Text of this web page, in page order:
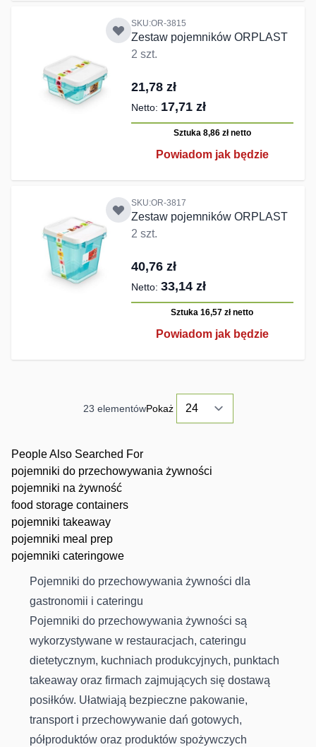
SKU:OR-3815
Zestaw pojemników ORPLAST
2 szt.
21,78 zł
17,71 zł
Sztuka 8,86 złnetto
Powiadom jak będzie
SKU:OR-3817
Zestaw pojemników ORPLAST
2 szt.
40,76 zł
33,14 zł
Sztuka 16,57 złnetto
Powiadom jak będzie
23 elementówPokaż
People Also Searched For
pojemniki do przechowywania żywności
pojemniki na żywność
food storage containers
pojemniki takeaway
pojemniki meal prep
pojemniki cateringowe
Pojemniki do przechowywania żywności dla
gastronomii i cateringu
Pojemniki do przechowywania żywności są
wykorzystywane w restauracjach, cateringu
dietetycznym, kuchniach produkcyjnych, punktach
takeaway oraz firmach zajmujących się dostawą
posiłków. Ułatwiają bezpieczne pakowanie,
transport i przechowywanie dań gotowych,
półproduktów oraz produktów spożywczych